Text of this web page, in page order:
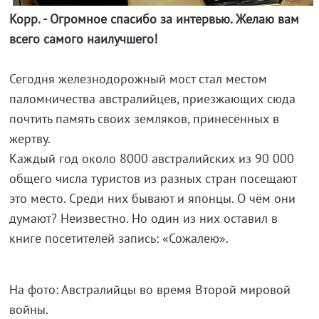
Корр. - Огромное спасибо за интервью. Желаю вам
всего самого наилучшего!
Сегодня железнодорожный мост стал местом
паломничества австралийцев, приезжающих сюда
почтить память своих земляков, принесённых в
жертву.
Каждый год около 8000 австралийских из 90 000
общего числа туристов из разных стран посещают
это место. Среди них бывают и японцы. О чём они
думают? Неизвестно. Но один из них оставил в
книге посетителей запись: «Сожалею».
На фото: Австралийцы во время Второй мировой
войны.